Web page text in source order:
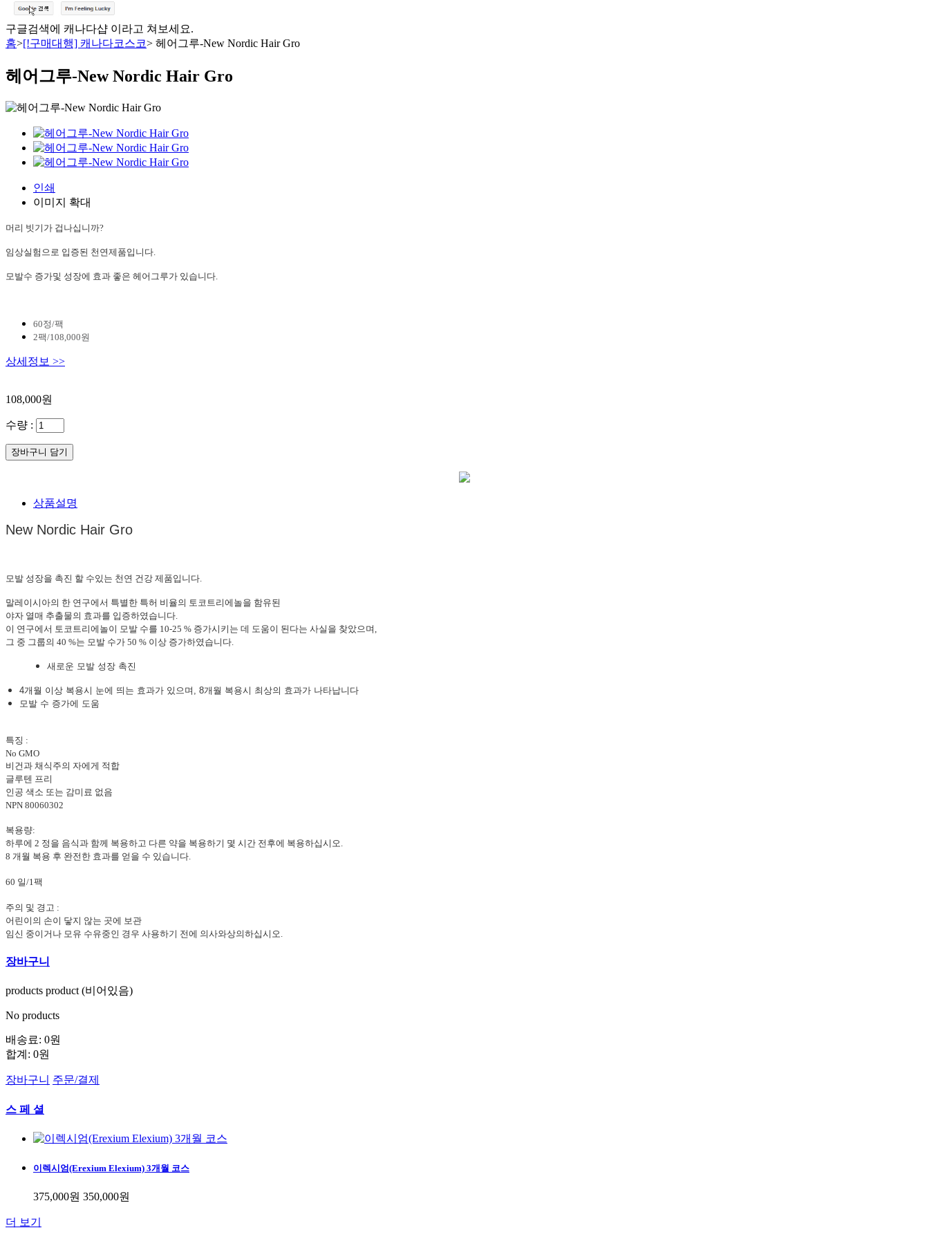
구글검색에 캐나다샵 이라고 쳐보세요.
홈>[!구매대행] 캐나다코스코> 헤어그루-New Nordic Hair Gro
헤어그루-New Nordic Hair Gro
인쇄
이미지 확대
머리 빗기가 겁나십니까?
임상실험으로 입증된 천연제품입니다.
모발수 증가및 성장에 효과 좋은 헤어그루가 있습니다.
60정/팩
2팩/108,000원
상세정보 >>
108,000원
수량 :
상품설명
New Nordic Hair Gro
모발 성장을 촉진 할 수있는 천연 건강 제품입니다.
말레이시아의 한 연구에서 특별한 특허 비율의 토코트리에놀을 함유된
야자 열매 추출물의 효과를 입증하였습니다.
이 연구에서 토코트리에놀이 모발 수를 10-25 % 증가시키는 데 도움이 된다는 사실을 찾았으며,
그 중 그룹의 40 %는 모발 수가 50 % 이상 증가하였습니다.
새로운 모발 성장 촉진
4개월 이상 복용시 눈에 띄는 효과가 있으며, 8개월 복용시 최상의 효과가 나타납니다
모발 수 증가에 도움
특징 :
No GMO
비건과 채식주의 자에게 적합
글루텐 프리
인공 색소 또는 감미료 없음
NPN 80060302
복용량:
하루에 2 정을 음식과 함께 복용하고 다른 약을 복용하기 몇 시간 전후에 복용하십시오.
8 개월 복용 후 완전한 효과를 얻을 수 있습니다.
60 일/1팩
주의 및 경고 :
어린이의 손이 닿지 않는 곳에 보관
임신 중이거나 모유 수유중인 경우 사용하기 전에 의사와상의하십시오.
장바구니
products product (비어있음)
No products
배송료: 0원
합계: 0원
장바구니 주문/결제
스 페 셜
이렉시엄(Erexium Elexium) 3개월 코스
375,000원 350,000원
더 보기